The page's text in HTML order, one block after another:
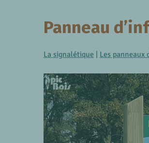
Panneau
La signalétique | Les